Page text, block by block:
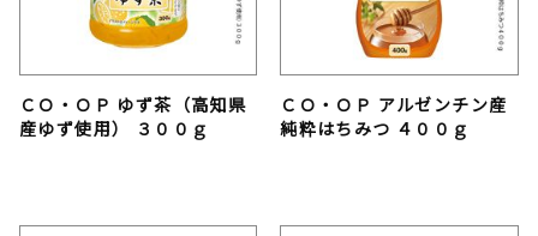
ＣＯ・ＯＰ ゆず茶（高知県
産ゆず使用） ３００ｇ
ＣＯ・ＯＰ アルゼンチン産
純粋はちみつ ４００ｇ